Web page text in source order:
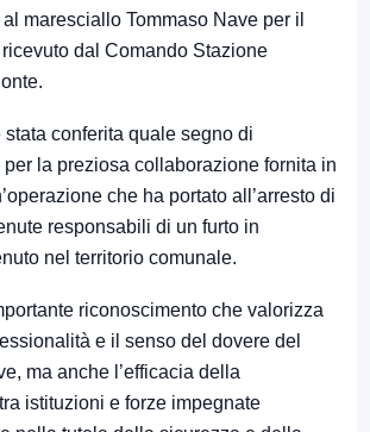
maresciallo Tommaso Nave per il
dal Comando Stazione
.
stata conferita quale segno di
la preziosa collaborazione fornita in
che ha portato all’arresto di
responsabili di un furto in
nel territorio comunale.
riconoscimento che valorizza
e il senso del dovere del
ma anche l’efficacia della
istituzioni e forze impegnate